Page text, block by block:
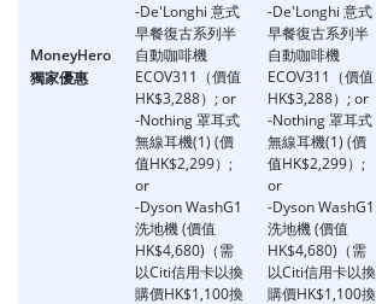
MoneyHero
獨家優惠
-De'Longhi 意式
早餐復古系列半
自動咖啡機
ECOV311（價值
HK$3,288）; or
-Nothing 罩耳式
無線耳機(1) (價
值HK$2,299）;
or
-Dyson WashG1
洗地機 (價值
HK$4,680)（需
以Citi信用卡以換
購價HK$1,100換
-De'Longhi 意式
早餐復古系列半
自動咖啡機
ECOV311（價值
HK$3,288）; or
-Nothing 罩耳式
無線耳機(1) (價
值HK$2,299）;
or
-Dyson WashG1
洗地機 (價值
HK$4,680)（需
以Citi信用卡以換
購價HK$1,100換